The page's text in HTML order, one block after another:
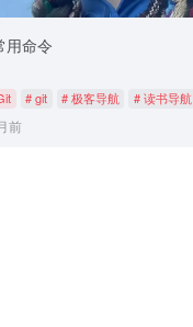
用命令
# git # 极客导航 # 读书导航
前